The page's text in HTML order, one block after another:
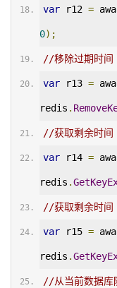
var r12 =
0);
//移除过期时间
var r13 =
redis .
//获取剩余时
var r14 =
redis .
//获取剩余时
var r15 =
redis .
//从当前数据库